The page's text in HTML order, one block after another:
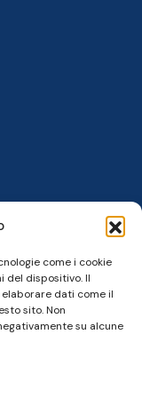
come i cookie
del dispositivo. Il
dati come il
sito. Non
su alcune